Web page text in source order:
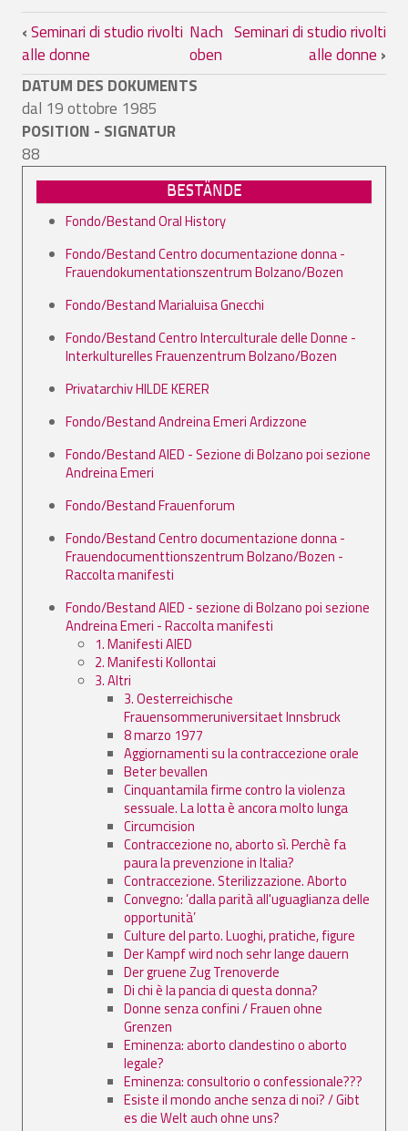
Links für das Blättern im Buch
‹Seminari di studio rivolti
alle donne
Nach
oben
Seminari di studio rivolti
alle donne ›
DATUM DES DOKUMENTS
dal 19 ottobre 1985
POSITION - SIGNATUR
88
BESTÄNDE
Fondo/Bestand Oral History
Fondo/Bestand Centro documentazione donna -
Frauendokumentationszentrum Bolzano/Bozen
Fondo/Bestand Marialuisa Gnecchi
Fondo/Bestand Centro Interculturale delle Donne -
Interkulturelles Frauenzentrum Bolzano/Bozen
Privatarchiv HILDE KERER
Fondo/Bestand Andreina Emeri Ardizzone
Fondo/Bestand AIED - Sezione di Bolzano poi sezione
Andreina Emeri
Fondo/Bestand Frauenforum
Fondo/Bestand Centro documentazione donna -
Frauendocumenttionszentrum Bolzano/Bozen -
Raccolta manifesti
Fondo/Bestand AIED - sezione di Bolzano poi sezione
Andreina Emeri - Raccolta manifesti
1. Manifesti AIED
2. Manifesti Kollontai
3. Altri
3. Oesterreichische
Frauensommeruniversitaet Innsbruck
8 marzo 1977
Aggiornamenti su la contraccezione orale
Beter bevallen
Cinquantamila firme contro la violenza
sessuale. La lotta è ancora molto lunga
Circumcision
Contraccezione no, aborto sì. Perchè fa
paura la prevenzione in Italia?
Contraccezione. Sterilizzazione. Aborto
Convegno: ’dalla parità all'uguaglianza delle
opportunità’
Culture del parto. Luoghi, pratiche, figure
Der Kampf wird noch sehr lange dauern
Der gruene Zug Trenoverde
Di chi è la pancia di questa donna?
Donne senza confini / Frauen ohne
Grenzen
Eminenza: aborto clandestino o aborto
legale?
Eminenza: consultorio o confessionale???
Esiste il mondo anche senza di noi? / Gibt
es die Welt auch ohne uns?